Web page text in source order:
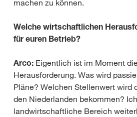
machen zu können.
Welche wirtschaftlichen
für euren Betrieb?
Arco: Eigentlich ist im Moment
Herausforderung. Was wird
Pläne? Welchen Stellenwert wird
den Niederlanden bekommen?
landwirtschaftliche Bereich